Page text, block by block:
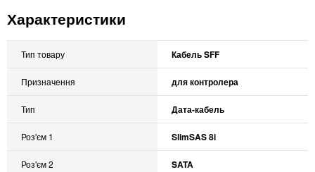
Характеристики
Тип товару Кабель SFF
Призначення для контролера
Тип Дата-кабель
Роз'єм 1 SlimSAS 8i
Роз'єм 2 SATA